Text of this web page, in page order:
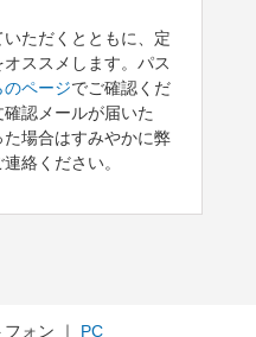
ただくとともに、定
ススメします。パス
のページでご確認くだ
認メールが届いた
場合はすみやかに弊
絡ください。
ォン ｜ PC